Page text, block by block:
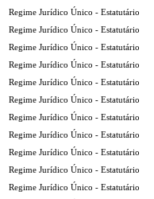
Regime Jurídico Único - Estatutário
Regime Jurídico Único - Estatutário
Regime Jurídico Único - Estatutário
Regime Jurídico Único - Estatutário
Regime Jurídico Único - Estatutário
Regime Jurídico Único - Estatutário
Regime Jurídico Único - Estatutário
Regime Jurídico Único - Estatutário
Regime Jurídico Único - Estatutário
Regime Jurídico Único - Estatutário
Regime Jurídico Único - Estatutário